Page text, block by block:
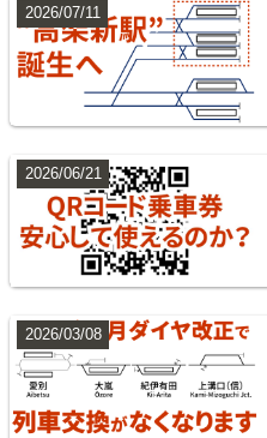
3
2026/07/11
2026/06/21
2026/03/08